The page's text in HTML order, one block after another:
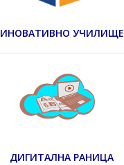
ИНОВАТИВНО УЧИЛИЩЕ
ДИГИТАЛНА РАНИЦА